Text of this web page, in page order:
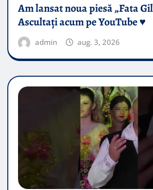
Am lansat noua piesă „Fata
Ascultați acum pe YouTube ♥️
admin aug. 3, 2026